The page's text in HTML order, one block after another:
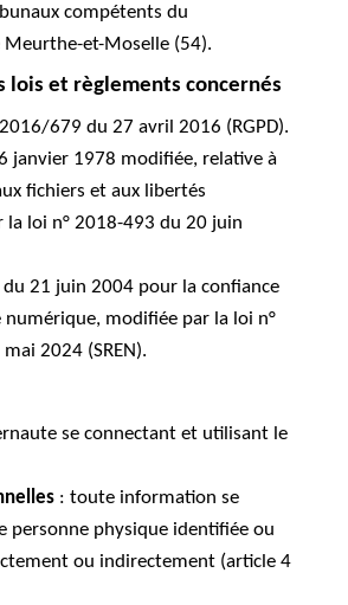
compétents du
et-Moselle (54).
lois et règlements concernés
679 du 27 avril 2016 (RGPD).
janvier 1978 modifiée, relative à
fichiers et aux libertés
loi n° 2018-493 du 20 juin
du 21 juin 2004 pour la confiance
numérique, modifiée par la loi n°
2024 (SREN).
se connectant et utilisant le
: toute information se
personne physique identifiée ou
ou indirectement (article 4